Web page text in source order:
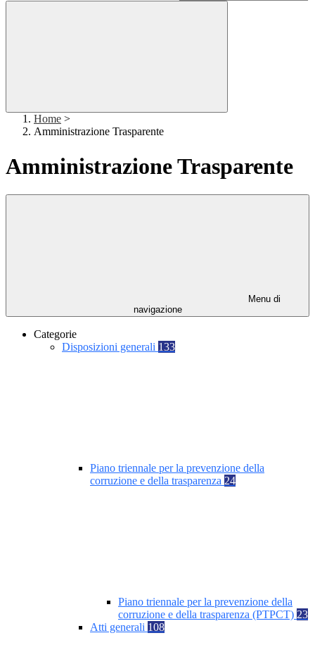
Home >
Amministrazione Trasparente
Amministrazione Trasparente
Menu di
navigazione
Categorie
Disposizioni generali 133
Piano triennale per la prevenzione della
corruzione e della trasparenza 24
Piano triennale per la prevenzione della
corruzione e della trasparenza (PTPCT) 23
Atti generali 108